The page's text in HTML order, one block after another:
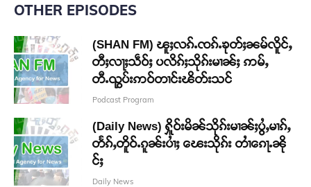
OTHER EPISODES
(SHAN FM) ၽူႈလၵ်ႉၸၵ်ႉၶုတ်ႈၼမ်လိူင်ႇ
တီႈလႃႈသဵဝ်ႈ ပလိၵ်ႈသိုၵ်းမၢၼ်ႈ ဢမ်ႇ
တီႉၺွပ်းဢဝ်တၢင်းၽိတ်းသင်
Podcast Program
(Daily News) ႁိူဝ်းမိၼ်သိုၵ်းမၢၼ်ႈပွႆႇမၢၵ်ႇ
တႅၵ်ႇတိူဝ်ႉၵူၼ်းပၢႆႈ ၽေးသိုၵ်း တၢႆၵေႃႉၼို
င်ႈ
Daily News